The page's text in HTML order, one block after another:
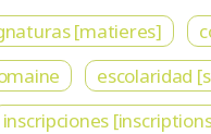
[matieres]
escolaridad
inscripciones